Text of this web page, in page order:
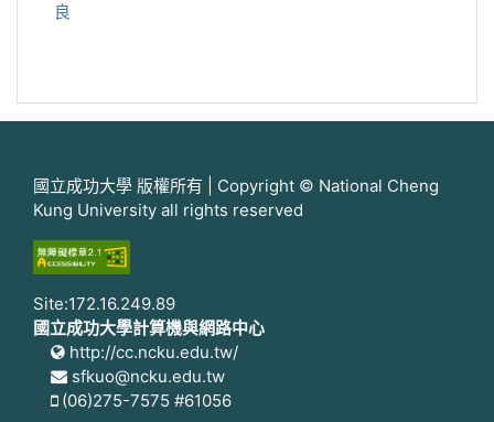
良
國立成功大學 版權所有 | Copyright © National Cheng
Kung University all rights reserved
Site:172.16.249.89
國立成功大學計算機與網路中心
http://cc.ncku.edu.tw/
sfkuo@ncku.edu.tw
(06)275-7575 #61056